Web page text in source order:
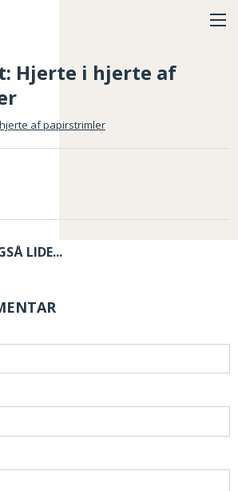
Hjerte i hjerte af
LIDE...